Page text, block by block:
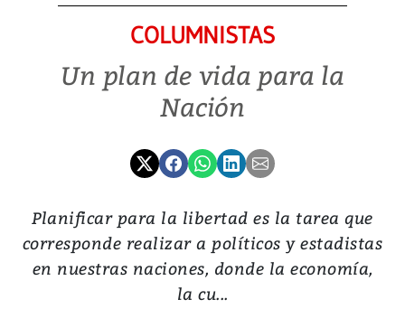
COLUMNISTAS
Un plan de vida para la
Nación
Planificar para la libertad es la tarea que
corresponde realizar a políticos y estadistas
en nuestras naciones, donde la economía,
la cu...